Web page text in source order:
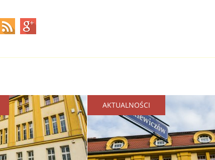
AKTUALNOŚCI